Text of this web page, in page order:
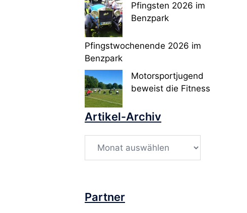
Pfingsten 2026 im
Benzpark
Pfingstwochenende 2026 im
Benzpark
Motorsportjugend
beweist die Fitness
Artikel-Archiv
Archiv
Partner